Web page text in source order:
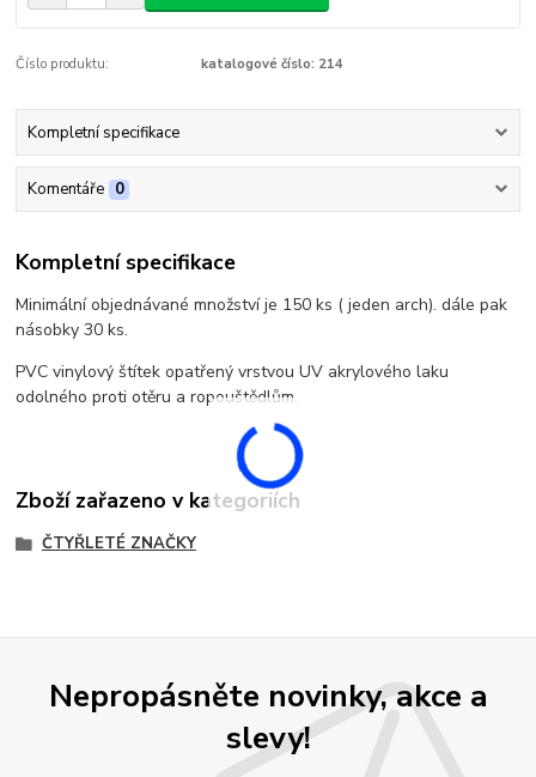
Číslo produktu: katalogové číslo: 214
Kompletní specifikace
Komentáře 0
Kompletní specifikace
Minimální objednávané množství je 150 ks ( jeden arch). dále pak
násobky 30 ks.
PVC vinylový štítek opatřený vrstvou UV akrylového laku
odolného proti otěru a ropouštědlům.
Zboží zařazeno v kategoriích
ČTYŘLETÉ ZNAČKY
Nepropásněte novinky, akce a
slevy!